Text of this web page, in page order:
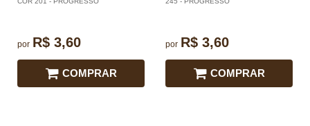
por R$ 3,60
COMPRAR
por R$ 3,60
COMPRAR